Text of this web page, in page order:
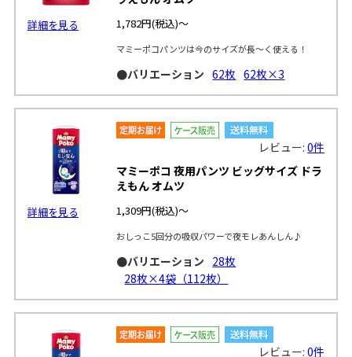
詳細を見る 1,782円(税込)～
マミーポコパンツは今のサイズが長～く使える！
●バリエーション 62枚 62枚×3
詳細を見る
レビュー:0件
マミーポコ 夜用パンツ ビッグサイズ ドラ
えもん オムツ
1,309円(税込)～
おしっこ5回分の吸収パワーで夜モレあんしん♪
●バリエーション 28枚
28枚×4袋（112枚）
レビュー:0件